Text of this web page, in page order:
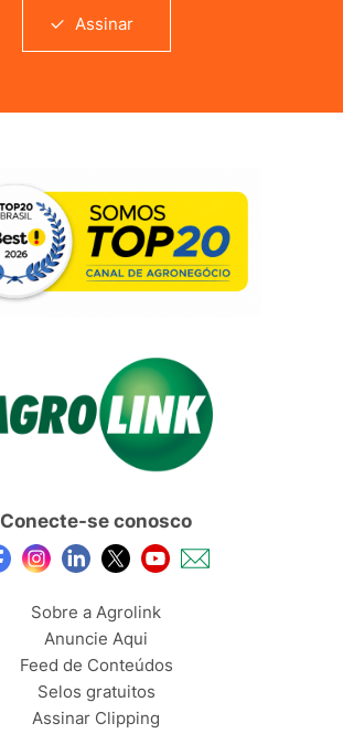
Assinar
Conecte-se conosco
Sobre a Agrolink
Anuncie Aqui
Feed de Conteúdos
Selos gratuitos
Assinar Clipping